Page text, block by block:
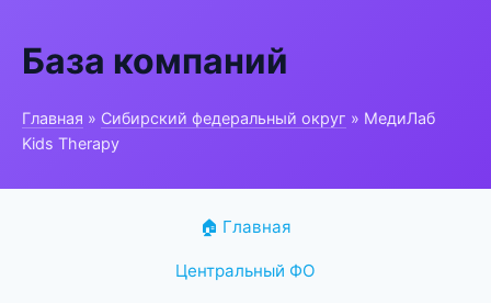
База компаний
Главная » Сибирский федеральный округ » МедиЛаб
Kids Therapy
🏠 Главная
Центральный ФО